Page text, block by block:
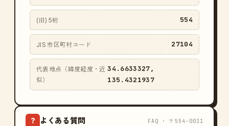
(旧) 5桁 554
JIS 市区町村コード 27104
代表地点（緯度経度・近
似）
34.6633327,
135.4321937
? よくある質問 FAQ · 〒554-0031